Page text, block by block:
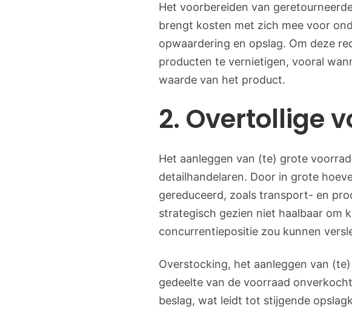
Het voorbereiden van
brengt kosten met zich mee voor
opwaardering en opslag. Om deze
producten te vernietigen, vooral
waarde van het product.
2. Overtollige
Het aanleggen van (te) grote
detailhandelaren. Door in grote
gereduceerd, zoals transport- en
strategisch gezien niet haalbaar om
concurrentiepositie zou kunnen
Overstocking, het aanleggen van
gedeelte van de voorraad
beslag, wat leidt tot stijgende